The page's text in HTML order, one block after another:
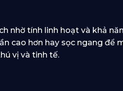
nhờ tính linh hoạt và khả
cao hơn hay sọc ngang để
vị và tinh tế.